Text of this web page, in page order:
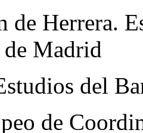
de Herrera.
Madrid
del
de